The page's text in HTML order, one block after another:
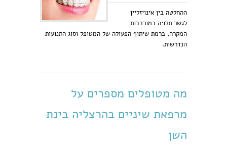
ההחלטה בין אינויזליין
לגשר תלויה במורכבות
המקרה, ברמת שיתוף הפעולה של המטופל וסוג התנועות
הנדרשות.
מה מטופלים מספרים על
מרפאת שיניים בהרצליה בינת
השן